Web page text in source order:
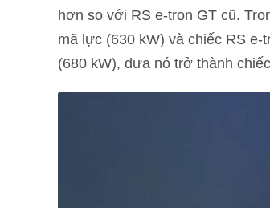
hơn so với RS e-tron GT cũ.
mã lực (630 kW) và chiếc RS
(680 kW), đưa nó trở thành